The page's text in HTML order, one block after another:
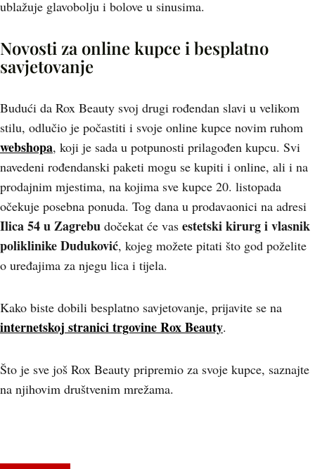
ublažuje glavobolju i bolove u sinusima.
Novosti za online kupce i besplatno
savjetovanje
Budući da Rox Beauty svoj drugi rođendan slavi u velikom
stilu, odlučio je počastiti i svoje online kupce novim ruhom
webshopa, koji je sada u potpunosti prilagođen kupcu. Svi
navedeni rođendanski paketi mogu se kupiti i online, ali i na
prodajnim mjestima, na kojima sve kupce 20. listopada
očekuje posebna ponuda. Tog dana u prodavaonici na adresi
Ilica 54 u Zagrebu dočekat će vas estetski kirurg i vlasnik
poliklinike Duduković, kojeg možete pitati što god poželite
o uređajima za njegu lica i tijela.
Kako biste dobili besplatno savjetovanje, prijavite se na
internetskoj stranici trgovine Rox Beauty.
Što je sve još Rox Beauty pripremio za svoje kupce, saznajte
na njihovim društvenim mrežama.